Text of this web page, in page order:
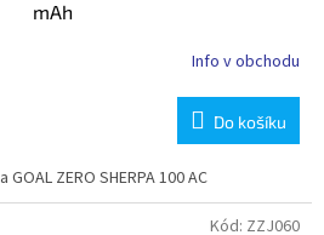
mAh
Info v obchodu
Do košíku
ZERO SHERPA 100 AC
Kód: ZZJ060